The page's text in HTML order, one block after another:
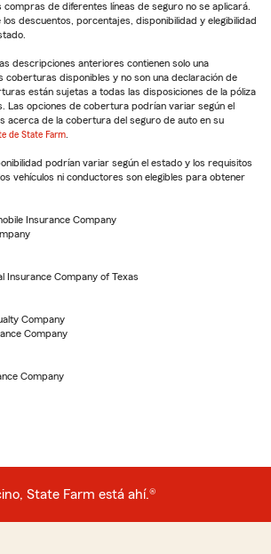
de diferentes líneas de seguro no se aplicará.
descuentos, porcentajes, disponibilidad y elegibilidad
descripciones anteriores contienen solo una
coberturas disponibles y no son una declaración de
están sujetas a todas las disposiciones de la póliza
Las opciones de cobertura podrían variar según el
acerca de la cobertura del seguro de auto en su
de State Farm
podrían variar según el estado y los requisitos
vehículos ni conductores son elegibles para obtener
Insurance Company
Insurance Company of Texas
Company
Company
Company
State Farm está ahí.®